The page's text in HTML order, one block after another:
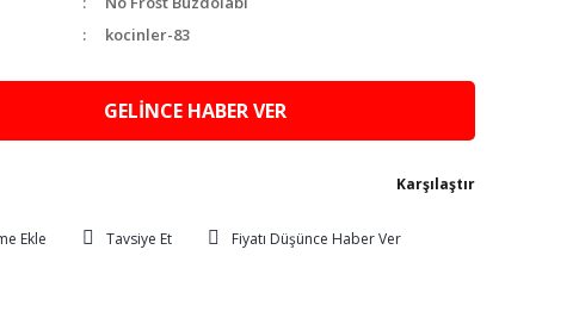
kocinler-83
GELİNCE HABER VER
Karşılaştır
Tavsiye Et Fiyatı Düşünce Haber Ver